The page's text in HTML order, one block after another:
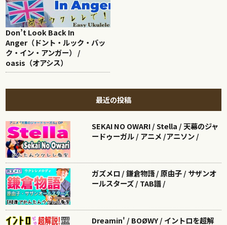
Don’t Look Back In
Anger（ドント・ルック・バッ
ク・イン・アンガー） /
oasis（オアシス）
最近の投稿
SEKAI NO OWARI / Stella / 天幕のジャ
ードゥーガル / アニメ /アニソン /
ガズメロ / 鎌倉物語 / 原由子 / サザンオ
ールスターズ / TAB譜 /
Dreamin' / BOØWY / イントロを超解